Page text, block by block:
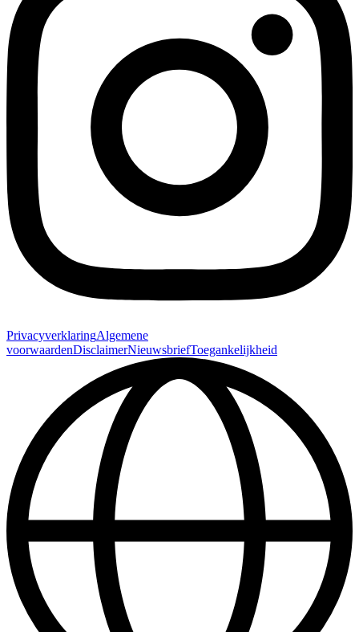
PrivacyverklaringAlgemene
voorwaardenDisclaimerNieuwsbriefToegankelijkheid